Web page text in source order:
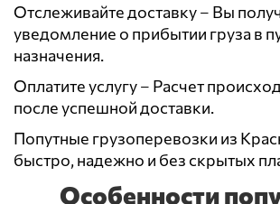
Отслеживайте доставку – Вы
уведомление о прибытии груза в
назначения.
Оплатите услугу – Расчет
после успешной доставки.
Попутные грузоперевозки из
быстро, надежно и без скрытых
Особенности